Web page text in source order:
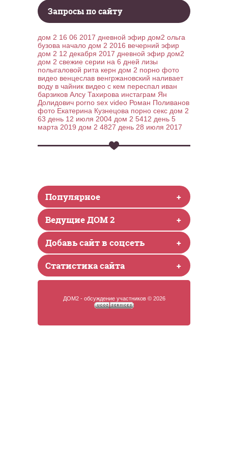
Запросы по сайту
дом 2 16 06 2017 дневной эфир дом2 ольга
бузова начало дом 2 2016 вечерний эфир
дом 2 12 декабря 2017 дневной эфир дом2
дом 2 свежие серии на 6 дней лизы
полыгаловой рита керн дом 2 порно фото
видео венцеслав венгржановский наливает
воду в чайник видео с кем переспал иван
барзиков Алсу Тахирова инстаграм Ян
Долидович porno sex video Роман Поливанов
фото Екатерина Кузнецова порно секс дом 2
63 день 12 июля 2004 дом 2 5412 день 5
марта 2019 дом 2 4827 день 28 июля 2017
Популярное +
Ведущие ДОМ 2 +
Добавь сайт в соцсеть +
Статистика сайта +
ДОМ2 - обсуждение участников © 2026